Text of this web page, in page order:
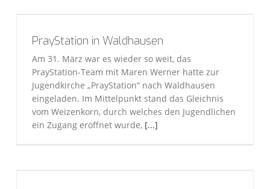
PrayStation in Waldhausen
Am 31. März war es wieder so weit, das
PrayStation-Team mit Maren Werner hatte zur
Jugendkirche „PrayStation“ nach Waldhausen
eingeladen. Im Mittelpunkt stand das Gleichnis
vom Weizenkorn, durch welches den Jugendlichen
ein Zugang eröffnet wurde, [...]